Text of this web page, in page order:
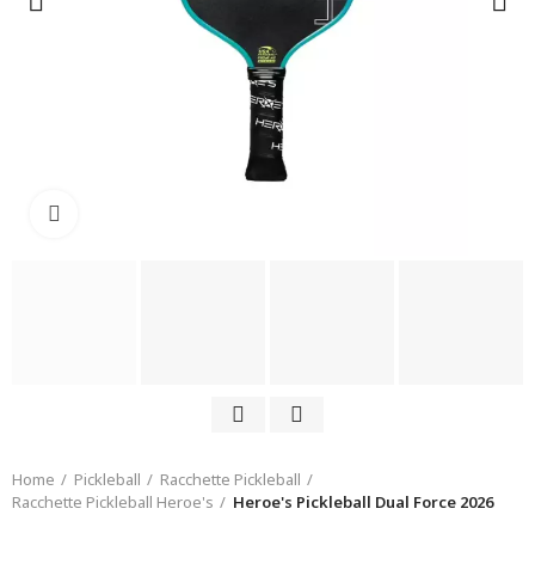
Home Pickleball
Racchette Pickleball
Racchette Pickleball Heroe's
Heroe's Pickleball Dual Force 2026